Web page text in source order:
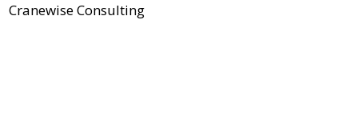
Cranewise Consulting